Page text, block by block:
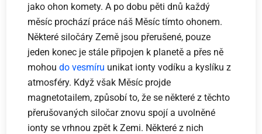
jako ohon komety. A po dobu pěti dnů každý
měsíc prochází práce náš Měsíc tímto ohonem.
Některé siločáry Země jsou přerušené, pouze
jeden konec je stále připojen k planetě a přes ně
mohoudo vesmíru unikat ionty vodíku a kyslíku z
atmosféry. Když však Měsíc projde
magnetotailem, způsobí to, že se některé z těchto
přerušovaných siločar znovu spojí a uvolněné
ionty se vrhnou zpět k Zemi. Některé z nich